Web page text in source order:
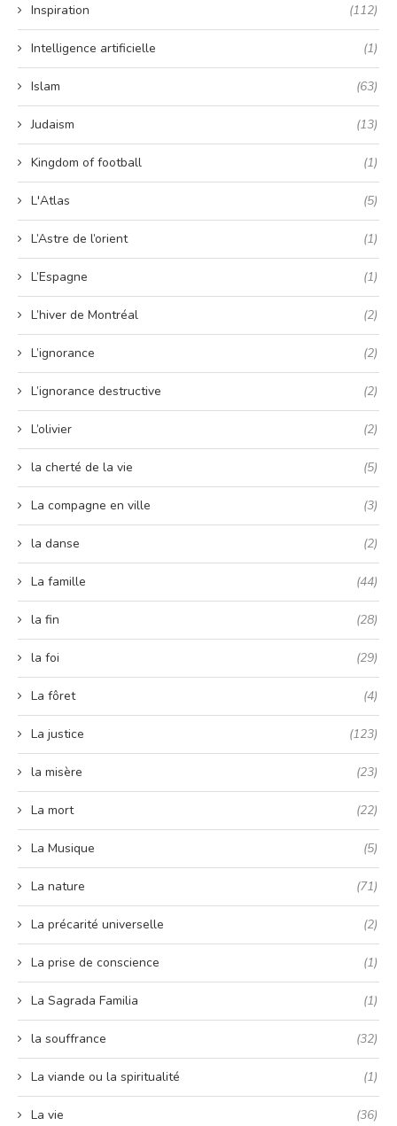
Inspiration (112)
Intelligence artificielle (1)
Islam (63)
Judaism (13)
Kingdom of football (1)
L'Atlas (5)
L’Astre de l’orient (1)
L’Espagne (1)
L’hiver de Montréal (2)
L’ignorance (2)
L’ignorance destructive (2)
L’olivier (2)
la cherté de la vie (5)
La compagne en ville (3)
la danse (2)
La famille (44)
la fin (28)
la foi (29)
La fôret (4)
La justice (123)
la misère (23)
La mort (22)
La Musique (5)
La nature (71)
La précarité universelle (2)
La prise de conscience (1)
La Sagrada Familia (1)
la souffrance (32)
La viande ou la spiritualité (1)
La vie (36)